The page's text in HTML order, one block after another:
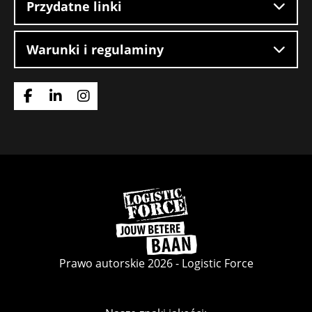
Przydatne linki
Warunki i regulaminy
Idź
Facebook
Idź
LinkedIn
Idź
Instagram
Wróć
do
strony
głównej
Prawo autorskie 2026 - Logistic Force